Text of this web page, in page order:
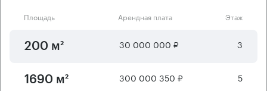
Площадь Арендная плата Этаж
200 м² 30 000 000 ₽ 3
1690 м² 300 000 350 ₽ 5